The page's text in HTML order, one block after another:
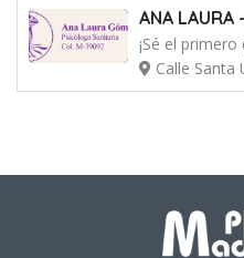
ANA LAURA
¡Sé el
Calle Santa